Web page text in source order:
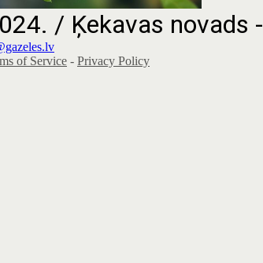
/ Ķekavas novads -
of Service - Privacy Policy